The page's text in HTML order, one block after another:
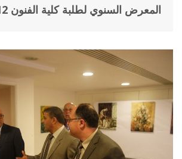
المعرض السنوي لطلبة كلية الفنون 2012